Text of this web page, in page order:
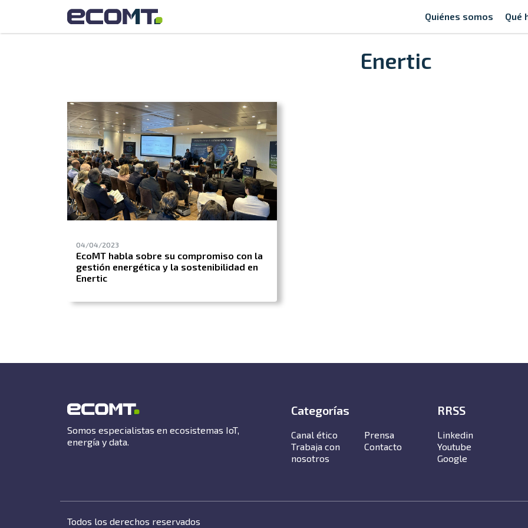
Quiénes somos Qué
Enertic
04/04/2023
EcoMT habla sobre su compromiso con la
gestión energética y la sostenibilidad en
Enertic
Somos especialistas en ecosistemas IoT,
energía y data.
Categorías
Canal ético
Trabaja con
nosotros
Prensa
Contacto
RRSS
Linkedin
Youtube
Google
Todos los derechos reservados